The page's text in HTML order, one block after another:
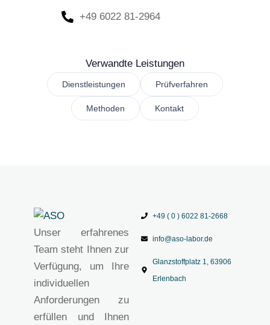
+49 6022 81-2964
Verwandte Leistungen
Dienstleistungen Prüfverfahren
Methoden Kontakt
Unser erfahrenes
Team steht Ihnen zur
Verfügung, um Ihre
individuellen
Anforderungen zu
erfüllen und Ihnen
+49 ( 0 ) 6022 81-2668
info@aso-labor.de
Glanzstoffplatz 1, 63906
Erlenbach